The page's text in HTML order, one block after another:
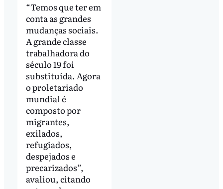
“Temos que ter em
conta as grandes
mudanças sociais.
A grande classe
trabalhadora do
século 19 foi
substituída. Agora
o proletariado
mundial é
composto por
migrantes,
exilados,
refugiados,
despejados e
precarizados”,
avaliou, citando